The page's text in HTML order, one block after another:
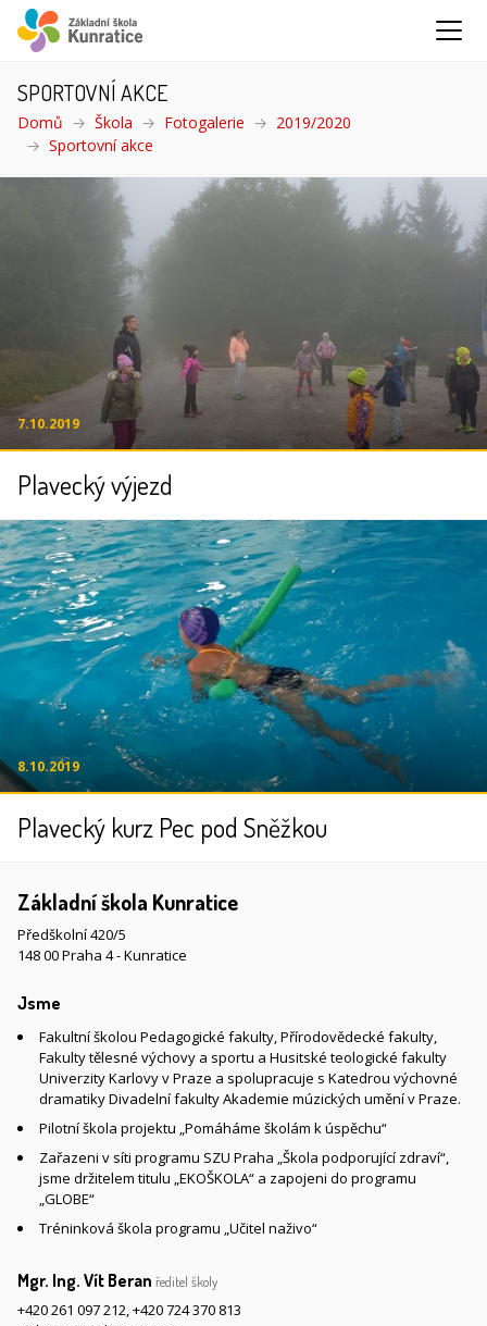
SPORTOVNÍ AKCE
Domů Škola Fotogalerie
2019/2020
Sportovní akce
7.10.2019
Plavecký výjezd
8.10.2019
Plavecký kurz Pec pod Sněžkou
Základní škola Kunratice
Předškolní 420/5
148 00 Praha 4 - Kunratice
Jsme
Fakultní školou Pedagogické fakulty, Přírodovědecké fakulty,
Fakulty tělesné výchovy a sportu a Husitské teologické fakulty
Univerzity Karlovy v Praze a spolupracuje s Katedrou výchovné
dramatiky Divadelní fakulty Akademie múzických umění v Praze.
Pilotní škola projektu „Pomáháme školám k úspěchu“
Zařazeni v síti programu SZU Praha „Škola podporující zdraví“,
jsme držitelem titulu „EKOŠKOLA“ a zapojeni do programu
„GLOBE“
Tréninková škola programu „Učitel naživo“
Mgr. Ing. Vít Beran ředitel školy
+420 261 097 212,+420 724 370 813